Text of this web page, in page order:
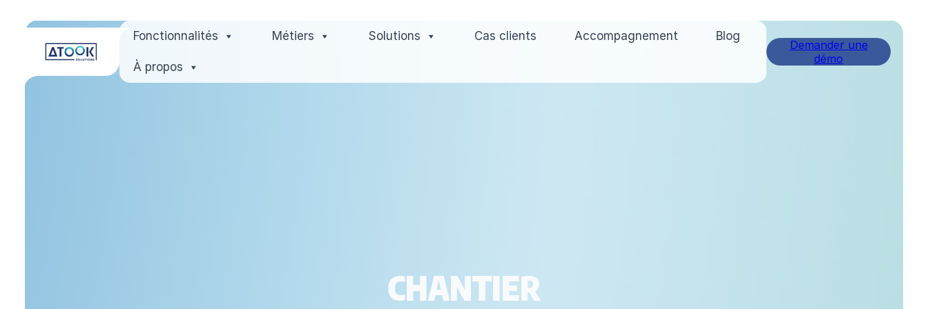
Solutions
Fonctionnalités Métiers Cas clients Accompagnement Blog
À propos
Demander une
démo
CHANTIER